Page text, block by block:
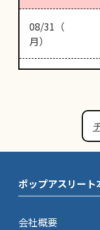
08/31（
月）
ポップアスリート
会社概要